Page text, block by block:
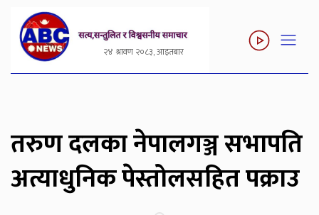
२४ श्रावण २०८३, आइतबार
तरुण दलका नेपालगञ्ज सभापति
अत्याधुनिक पेस्तोलसहित पक्राउ